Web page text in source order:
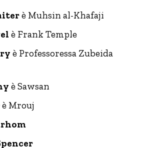
è Muhsin al-Khafaji
è Frank Temple
è Professoressa Zubeida
è Sawsan
è Mrouj